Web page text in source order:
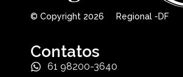
© Copyright 2026 Regional -DF
Contatos
61 98200-3640